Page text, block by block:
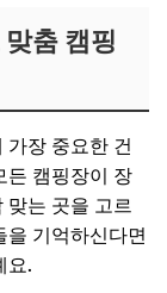
춤 캠핑
가장 중요한 건
든 캠핑장이 장
맞는 곳을 고르
을 기억하신다면
요.